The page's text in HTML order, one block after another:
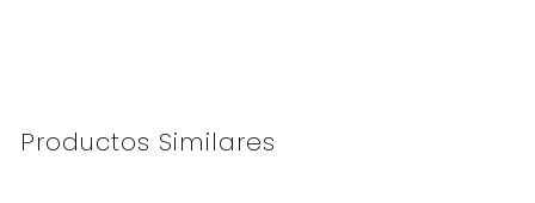
Productos Similares